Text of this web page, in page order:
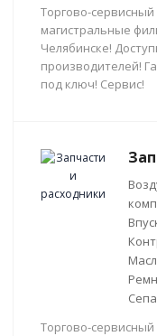
Торгово-
магистральные
Челябинске!
производителей!
под ключ! Сервис!
Торгово-